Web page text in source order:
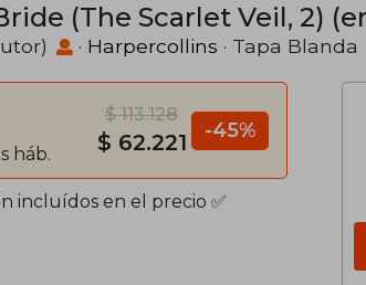
(The Scarlet Veil, 2)
· Harpercollins · Tapa Blanda
háb.
$ 113.128
$ 62.221 -45%
incluídos en el precio ✅